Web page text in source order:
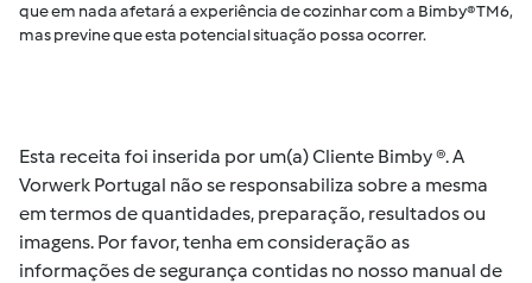
que em nada afetará a experiência de cozinhar com a Bimby® TM6,
mas previne que esta potencial situação possa ocorrer.
Esta receita foi inserida por um(a) Cliente Bimby ®. A
Vorwerk Portugal não se responsabiliza sobre a mesma
em termos de quantidades, preparação, resultados ou
imagens. Por favor, tenha em consideração as
informações de segurança contidas no nosso manual de